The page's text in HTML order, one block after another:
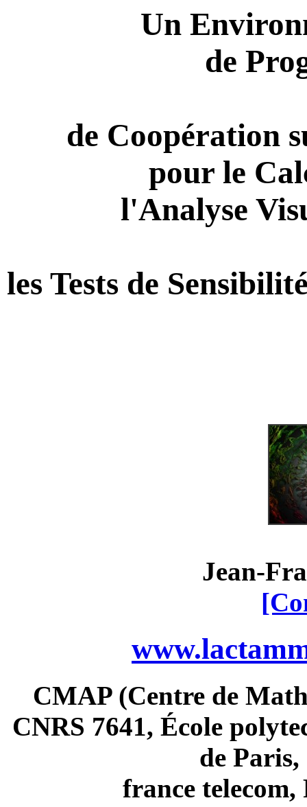
Un
de
de Coopération
pour le
l'Analyse
les Tests de
Jean-
CMAP (Centre de
CNRS 7641, École
de
france telecom,